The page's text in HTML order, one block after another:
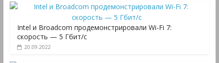
Intel и Broadcom продемонстрировали Wi-Fi 7:
скорость — 5 Гбит/с
20.09.2022